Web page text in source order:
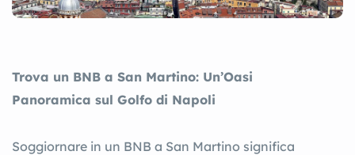
Trova un BNB a San Martino: Un’Oasi
Panoramica sul Golfo di Napoli
Soggiornare in un BNB a San Martino significa